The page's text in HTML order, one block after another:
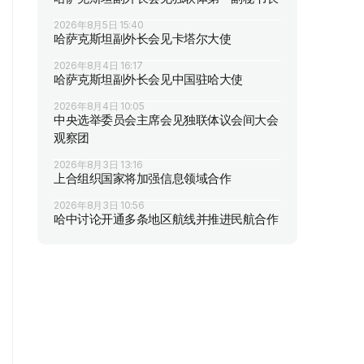
2026年8月5日 15:40
哈萨克斯坦副外长会见卡塔尔大使
2026年8月4日 16:17
哈萨克斯坦副外长会见中国驻哈大使
2026年8月4日 10:05
中央选举委员会主席会见独联体议会间大会
观察团
2026年8月3日 13:16
上合组织国家将加强信息领域合作
2026年8月3日 10:56
哈中讨论开通多条地区航线并推进民航合作